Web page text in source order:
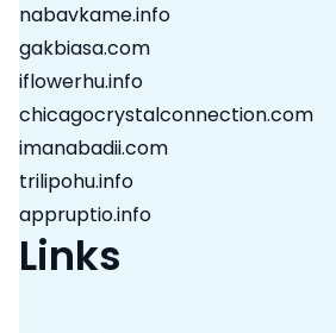
nabavkame.info
gakbiasa.com
iflowerhu.info
chicagocrystalconnection.com
imanabadii.com
trilipohu.info
appruptio.info
Links